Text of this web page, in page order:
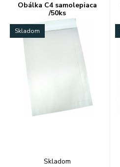
Obálka C4 samolepiaca
/50ks
Skladom
Skladom